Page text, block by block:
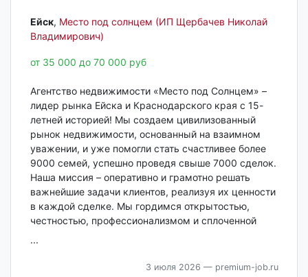
Ейск‎, Место под солнцем (ИП Щербачев Николай
Владимирович)
от 35 000 до 70 000 руб
Агентство недвижимости «Место под Солнцем» –
лидер рынка Ейска и Краснодарского края с 15-
летней историей! Мы создаем цивилизованный
рынок недвижимости, основанный на взаимном
уважении, и уже помогли стать счастливее более
9000 семей, успешно проведя свыше 7000 сделок.
Наша миссия – оперативно и грамотно решать
важнейшие задачи клиентов, реализуя их ценности
в каждой сделке. Мы гордимся открытостью,
честностью, профессионализмом и сплоченной
...
3 июля 2026 — premium-job.ru